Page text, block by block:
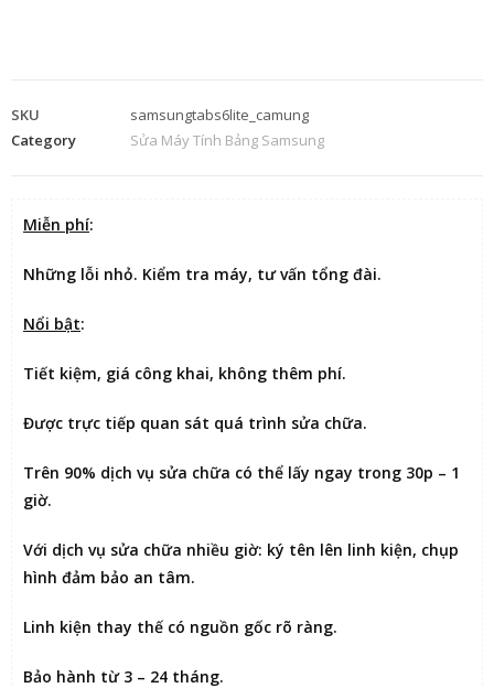
SKU
samsungtabs6lite_camung
Category
Sửa Máy Tính Bảng Samsung
Miễn phí:
Những lỗi nhỏ. Kiểm tra máy, tư vấn tổng đài.
Nổi bật:
Tiết kiệm, giá công khai, không thêm phí.
Được trực tiếp quan sát quá trình sửa chữa.
Trên 90% dịch vụ sửa chữa có thể lấy ngay trong 30p – 1
giờ.
Với dịch vụ sửa chữa nhiều giờ: ký tên lên linh kiện, chụp
hình đảm bảo an tâm.
Linh kiện thay thế có nguồn gốc rõ ràng.
Bảo hành từ 3 – 24 tháng.